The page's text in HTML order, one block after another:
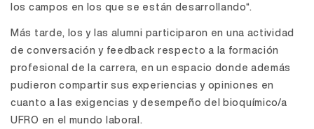
los campos en los que se están desarrollando“.
Más tarde, los y las alumni participaron en una actividad
de conversación y feedback respecto a la formación
profesional de la carrera, en un espacio donde además
pudieron compartir sus experiencias y opiniones en
cuanto a las exigencias y desempeño del bioquímico/a
UFRO en el mundo laboral.